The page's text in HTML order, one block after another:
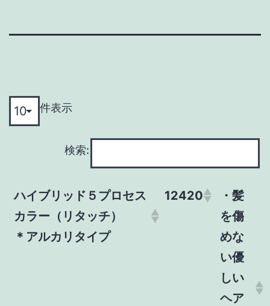
件表示
検索:
ハイブリッド５プロセス
カラー（リタッチ）
＊アルカリタイプ
12420
・髪
を傷
めな
い優
しい
ヘア